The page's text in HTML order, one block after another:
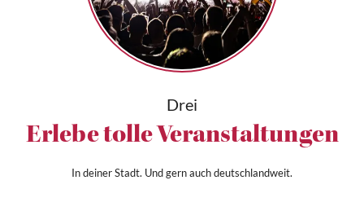
Drei
Erlebe tolle Veranstaltungen
In deiner Stadt. Und gern auch deutschlandweit.